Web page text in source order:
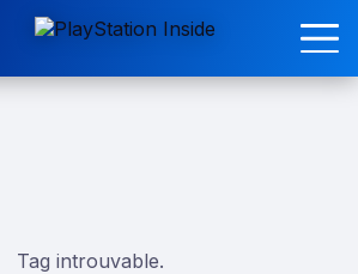
Tag introuvable.